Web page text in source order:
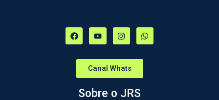
Canal Whats
Sobre o JRS